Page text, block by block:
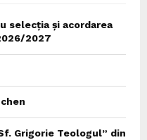
selecția și acordarea
2027
Grigorie Teologul” din